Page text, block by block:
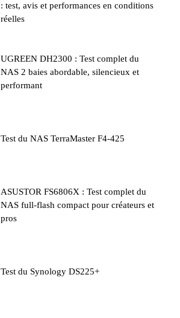
: test, avis et performances en conditions
réelles
UGREEN DH2300 : Test complet du
NAS 2 baies abordable, silencieux et
performant
Test du NAS TerraMaster F4-425
ASUSTOR FS6806X : Test complet du
NAS full-flash compact pour créateurs et
pros
Test du Synology DS225+